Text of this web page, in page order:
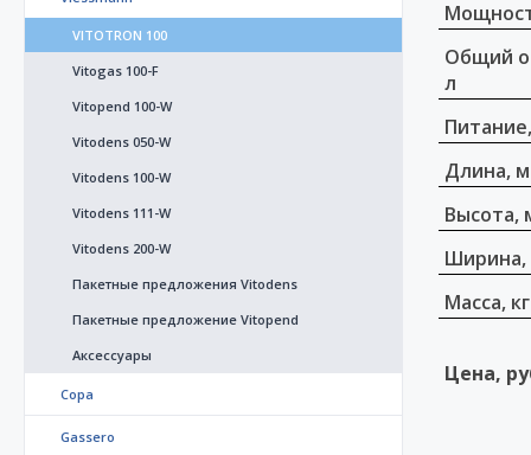
VITOTRON 100
Vitogas 100-F
Vitopend 100-W
Vitodens 050-W
Vitodens 100-W
Vitodens 111-W
Vitodens 200-W
Пакетные предложения Vitodens
Пакетные предложение Vitopend
Аксессуары
Copa
Gassero
Общий
л
Длина,
Высота,
Масса, кг
Цена,